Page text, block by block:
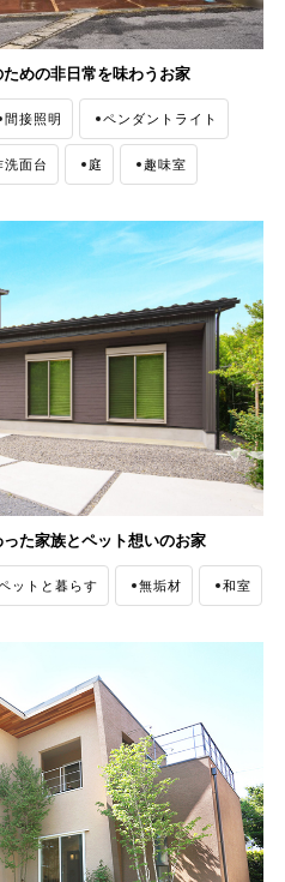
めの非日常を味わうお家
間接照明 ペンダントライト
洗面台 庭 趣味室
た家族とペット想いのお家
ットと暮らす 無垢材 和室